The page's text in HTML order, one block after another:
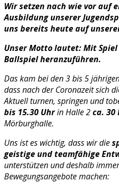
Wir setzen nach wie vor auf
Ausbildung unserer
uns bereits heute auf
Unser Motto lautet: Mit
Ballspiel heranzuführen.
Das kam bei den 3 bis 5
dass nach der Coronazeit sich
Aktuell turnen, springen und
bis 15.30 Uhrin Halle 2ca. 30
Mörburghalle.
Uns ist es wichtig, dass wir die
geistige und teamfähige
unterstützen und deshalb
Bewegungsangebote machen: